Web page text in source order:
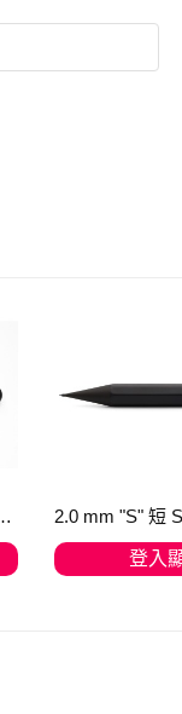
芯筆 Black no eraser 10000184
登入